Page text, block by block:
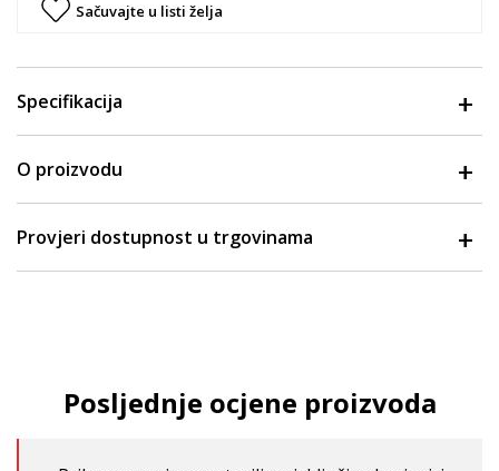
Sačuvajte u listi želja
Specifikacija
O proizvodu
Provjeri dostupnost u trgovinama
Posljednje ocjene proizvoda